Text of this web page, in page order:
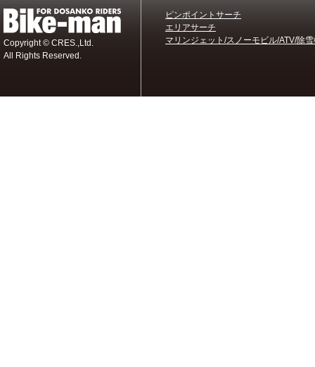
Copyright © CRES.,Ltd.
All Rights Reserved.
ピンポイントサーチ
エリアサーチ
マリンジェット/スノーモビル/ATV/除